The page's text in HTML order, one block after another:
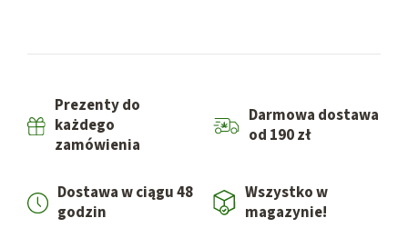
Prezenty do
każdego
zamówienia
Darmowa dostawa
od 190 zł
Dostawa w ciągu 48
godzin
Wszystko w
magazynie!